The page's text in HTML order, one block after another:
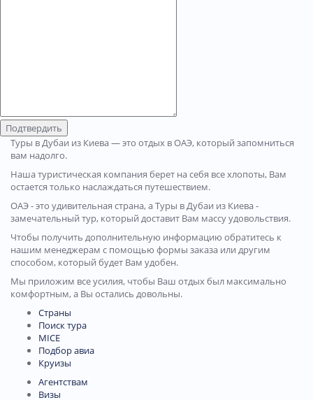
Подтвердить
Туры в Дубаи из Киева — это отдых в ОАЭ, который запомниться
вам надолго.
Наша туристическая компания берет на себя все хлопоты, Вам
остается только наслаждаться путешествием.
ОАЭ - это удивительная страна, а Туры в Дубаи из Киева -
замечательный тур, который доставит Вам массу удовольствия.
Чтобы получить дополнительную информацию обратитесь к
нашим менеджерам с помощью формы заказа или другим
способом, который будет Вам удобен.
Мы приложим все усилия, чтобы Ваш отдых был максимально
комфортным, а Вы остались довольны.
Страны
Поиск тура
MICE
Подбор авиа
Круизы
Агентствам
Визы